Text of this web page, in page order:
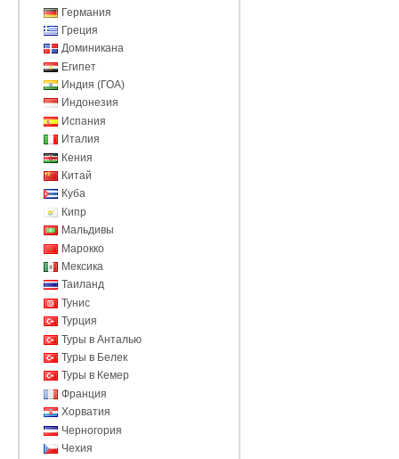
Германия
Греция
Доминикана
Египет
Индия (ГОА)
Индонезия
Испания
Италия
Кения
Китай
Куба
Кипр
Мальдивы
Марокко
Мексика
Таиланд
Тунис
Турция
Туры в Анталью
Туры в Белек
Туры в Кемер
Франция
Хорватия
Черногория
Чехия